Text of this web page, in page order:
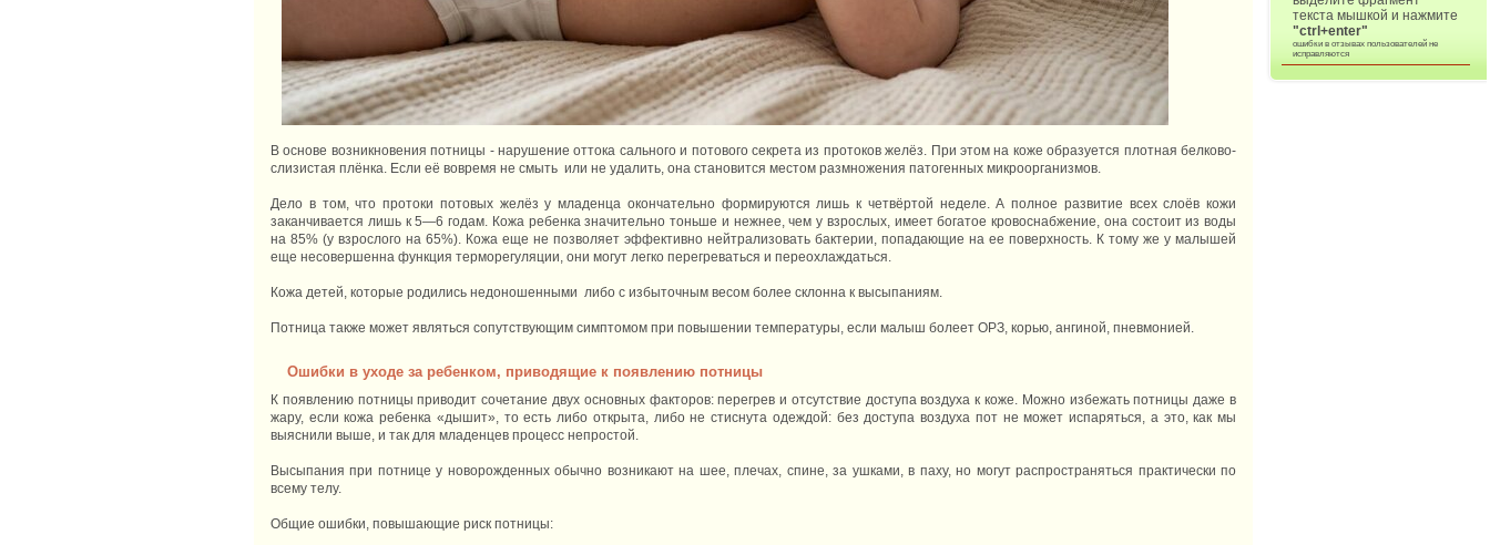
В основе возникновения потницы - нарушение оттока сального и потового секрета из протоков желёз. При этом на коже образуется плотная белково-
слизистая плёнка. Если её вовремя не смыть или не удалить, она становится местом размножения патогенных микроорганизмов.
Дело в том, что протоки потовых желёз у младенца окончательно формируются лишь к четвёртой неделе. А полное развитие всех слоёв кожи
заканчивается лишь к 5—6 годам. Кожа ребенка значительно тоньше и нежнее, чем у взрослых, имеет богатое кровоснабжение, она состоит из воды
на 85% (у взрослого на 65%). Кожа еще не позволяет эффективно нейтрализовать бактерии, попадающие на ее поверхность. К тому же у малышей
еще несовершенна функция терморегуляции, они могут легко перегреваться и переохлаждаться.
Кожа детей, которые родились недоношенными либо с избыточным весом более склонна к высыпаниям.
Потница также может являться сопутствующим симптомом при повышении температуры, если малыш болеет ОРЗ, корью, ангиной, пневмонией.
Ошибки в уходе за ребенком, приводящие к появлению потницы
К появлению потницы приводит сочетание двух основных факторов: перегрев и отсутствие доступа воздуха к коже. Можно избежать потницы даже в
жару, если кожа ребенка «дышит», то есть либо открыта, либо не стиснута одеждой: без доступа воздуха пот не может испаряться, а это, как мы
выяснили выше, и так для младенцев процесс непростой.
Высыпания при потнице у новорожденных обычно возникают на шее, плечах, спине, за ушками, в паху, но могут распространяться практически по
всему телу.
Общие ошибки, повышающие риск потницы:
текста мышкой и нажмите
"ctrl+enter"
ошибки в отзывах пользователей не
исправляются